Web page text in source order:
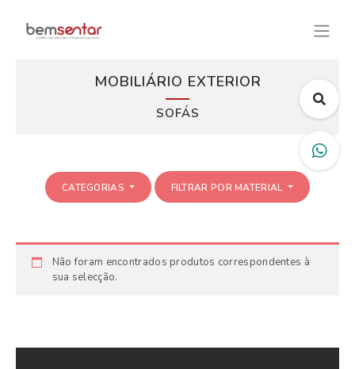
MOBILIÁRIO EXTERIOR
SOFÁS
CATEGORIAS FILTRAR POR MATERIAL
Não foram encontrados produtos correspondentes à
sua selecção.